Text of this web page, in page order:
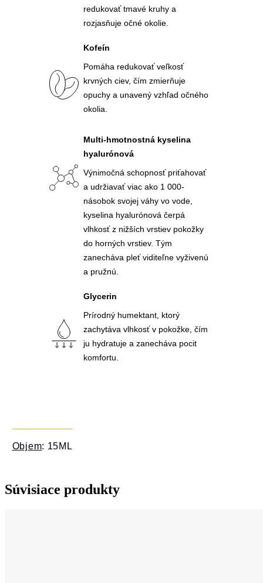
redukovať tmavé kruhy a
rozjasňuje očné okolie.
Kofeín
Pomáha redukovať veľkosť
krvných ciev, čím zmierňuje
opuchy a unavený vzhľad očného
okolia.
Multi-hmotnostná kyselina
hyalurónová
Výnimočná schopnosť priťahovať
a udržiavať viac ako 1 000-
násobok svojej váhy vo vode,
kyselina hyalurónová čerpá
vlhkosť z nižších vrstiev pokožky
do horných vrstiev. Tým
zanecháva pleť viditeľne vyživenú
a pružnú.
Glycerin
Prírodný humektant, ktorý
zachytáva vlhkosť v pokožke, čím
ju hydratuje a zanecháva pocit
komfortu.
Objem: 15ML
Súvisiace produkty